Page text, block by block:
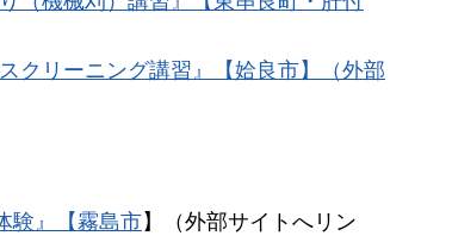
クリーニング講習』【姶良市】（外部
験』【霧島市】（外部サイトへリン